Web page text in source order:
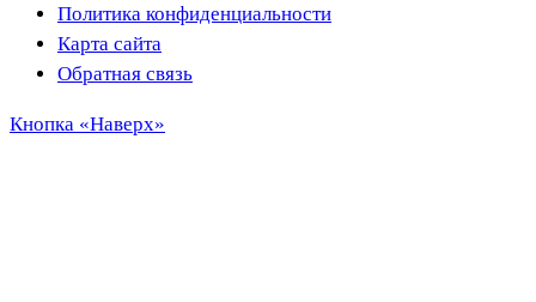
Политика конфиденциальности
Карта сайта
Обратная связь
Кнопка «Наверх»